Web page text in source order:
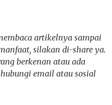
artikelnya sampai
silakan di-share ya.
berkenan atau ada
email atau sosial